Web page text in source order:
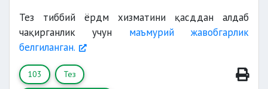
Тез тиббий ёрдм хизматини қасддан алдаб
чақирганлик учун маъмурий жавобгарлик
белгиланган.
103 Тез